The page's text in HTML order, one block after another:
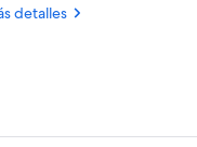
detalles